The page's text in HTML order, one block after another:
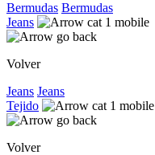
Bermudas Bermudas
Jeans
Volver
Jeans Jeans
Tejido
Volver